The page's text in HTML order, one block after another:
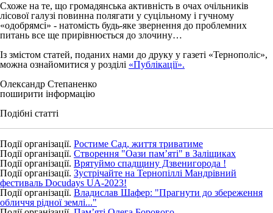
Схоже на те, що громадянська активність в очах очільників
лісової галузі повинна полягати у суцільному і гучному
«одобрямсі» - натомість будь-яке звернення до проблемних
питань все ще прирівнюється до злочину…
Із змістом статей, поданих нами до друку у газеті «Тернополіс»,
можна ознайомитися у розділі «Публікації».
Олександр Степаненко
поширити інформацію
Подібні статті
Події організації. Ростиме Сад, життя триватиме
Події організації. Створення "Оази пам’яті" в Заліщиках
Події організації. Врятуймо спадщину Дзвенигорода !
Події організації. Зустрічайте на Тернопіллі Мандрівний
фестиваль Docudays UA-2023!
Події організації. Владислав Шафер: "Прагнути до збереження
обличчя рідної землі..."